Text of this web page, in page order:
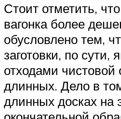
Стоит отметить,
вагонка более
обусловлено тем,
заготовки, по сути,
отходами чистовой
длинных. Дело в
длинных досках на